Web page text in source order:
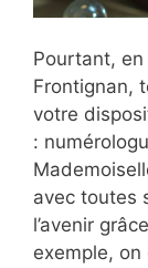
Pourtant,
Frontignan,
votre
:
avec toutes
l’avenir
exemple, on